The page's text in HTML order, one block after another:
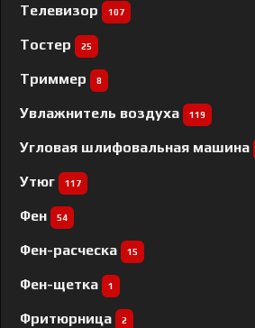
Телевизор 107
Тостер 25
Триммер 8
Увлажнитель воздуха 119
Угловая шлифовальная машина
Утюг 117
Фен 54
Фен-расческа 15
Фен-щетка 1
Фритюрница 2